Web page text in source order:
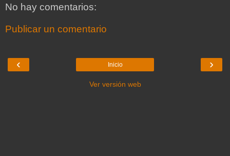
No hay comentarios:
Publicar un comentario
‹ ›
Inicio
Ver versión web